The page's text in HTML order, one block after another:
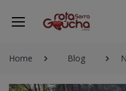
Home Blog